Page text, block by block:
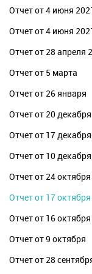
Отчет от 4 июня
Отчет от 4 июня
Отчет от 28 апреля
Отчет от 5 марта
Отчет от 26 января
Отчет от 20 декабря
Отчет от 17 декабря
Отчет от 10 декабря
Отчет от 24 октября
Отчет от 17 октября
Отчет от 16 октября
Отчет от 9 октября
Отчет от 28